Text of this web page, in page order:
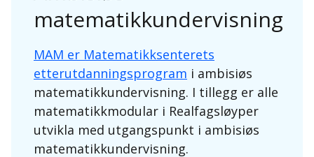
matematikkundervisning
MAM er Matematikksenterets
etterutdanningsprogram i ambisiøs
matematikkundervisning. I tillegg er alle
matematikkmodular i Realfagsløyper
utvikla med utgangspunkt i ambisiøs
matematikkundervisning.​​​​